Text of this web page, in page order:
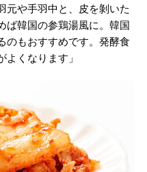
元や手羽中と、皮を剝いた
ば韓国の参鶏湯風に。韓国
のもおすすめです。発酵食
くなります」